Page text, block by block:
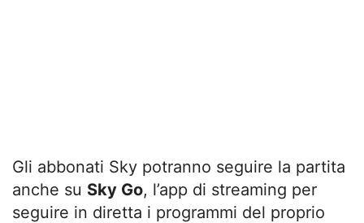
Gli abbonati Sky potranno seguire la partita
anche su Sky Go, l’app di streaming per
seguire in diretta i programmi del proprio